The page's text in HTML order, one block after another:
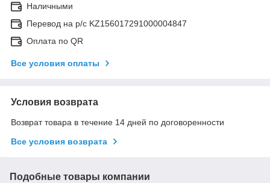
Наличными
Перевод на р/с KZ156017291000004847
Оплата по QR
Все условия оплаты
Условия возврата
Возврат товара в течение 14 дней по договоренности
Все условия возврата
Подобные товары компании